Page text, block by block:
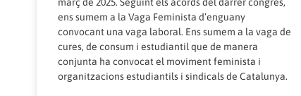
ens sumem a la Vaga Feminista d’enguany
convocant una vaga laboral. Ens sumem a la vaga de
cures, de consum i estudiantil que de manera
conjunta ha convocat el moviment feminista i
organitzacions estudiantils i sindicals de Catalunya.